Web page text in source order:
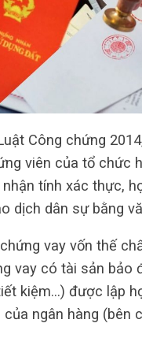
Công chứng
viên của tổ chức
tính xác thực,
dịch dân sự bằng
vay vốn thế
vay có tài sản bảo
kiệm…) được lập
của ngân hàng (bên